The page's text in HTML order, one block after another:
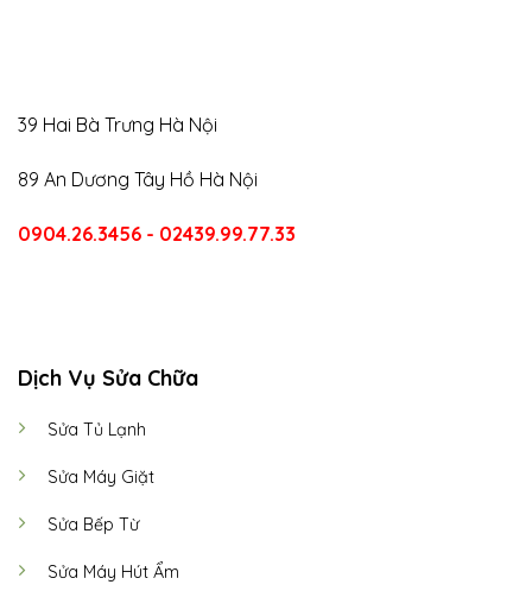
39 Hai Bà Trưng Hà Nội
89 An Dương Tây Hồ Hà Nội
0904.26.3456 - 02439.99.77.33
Dịch Vụ Sửa Chữa
Sửa Tủ Lạnh
Sửa Máy Giặt
Sửa Bếp Từ
Sửa Máy Hút Ẩm